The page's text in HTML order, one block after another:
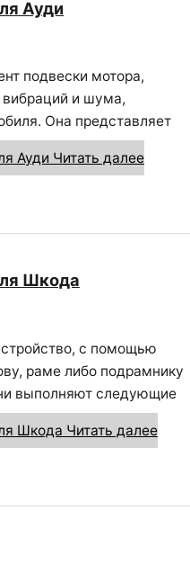
Ауди
подвески мотора,
и шума,
Она представляет
Ауди Читать далее
Шкода
с помощью
раме либо подрамнику
выполняют следующие
Шкода Читать далее